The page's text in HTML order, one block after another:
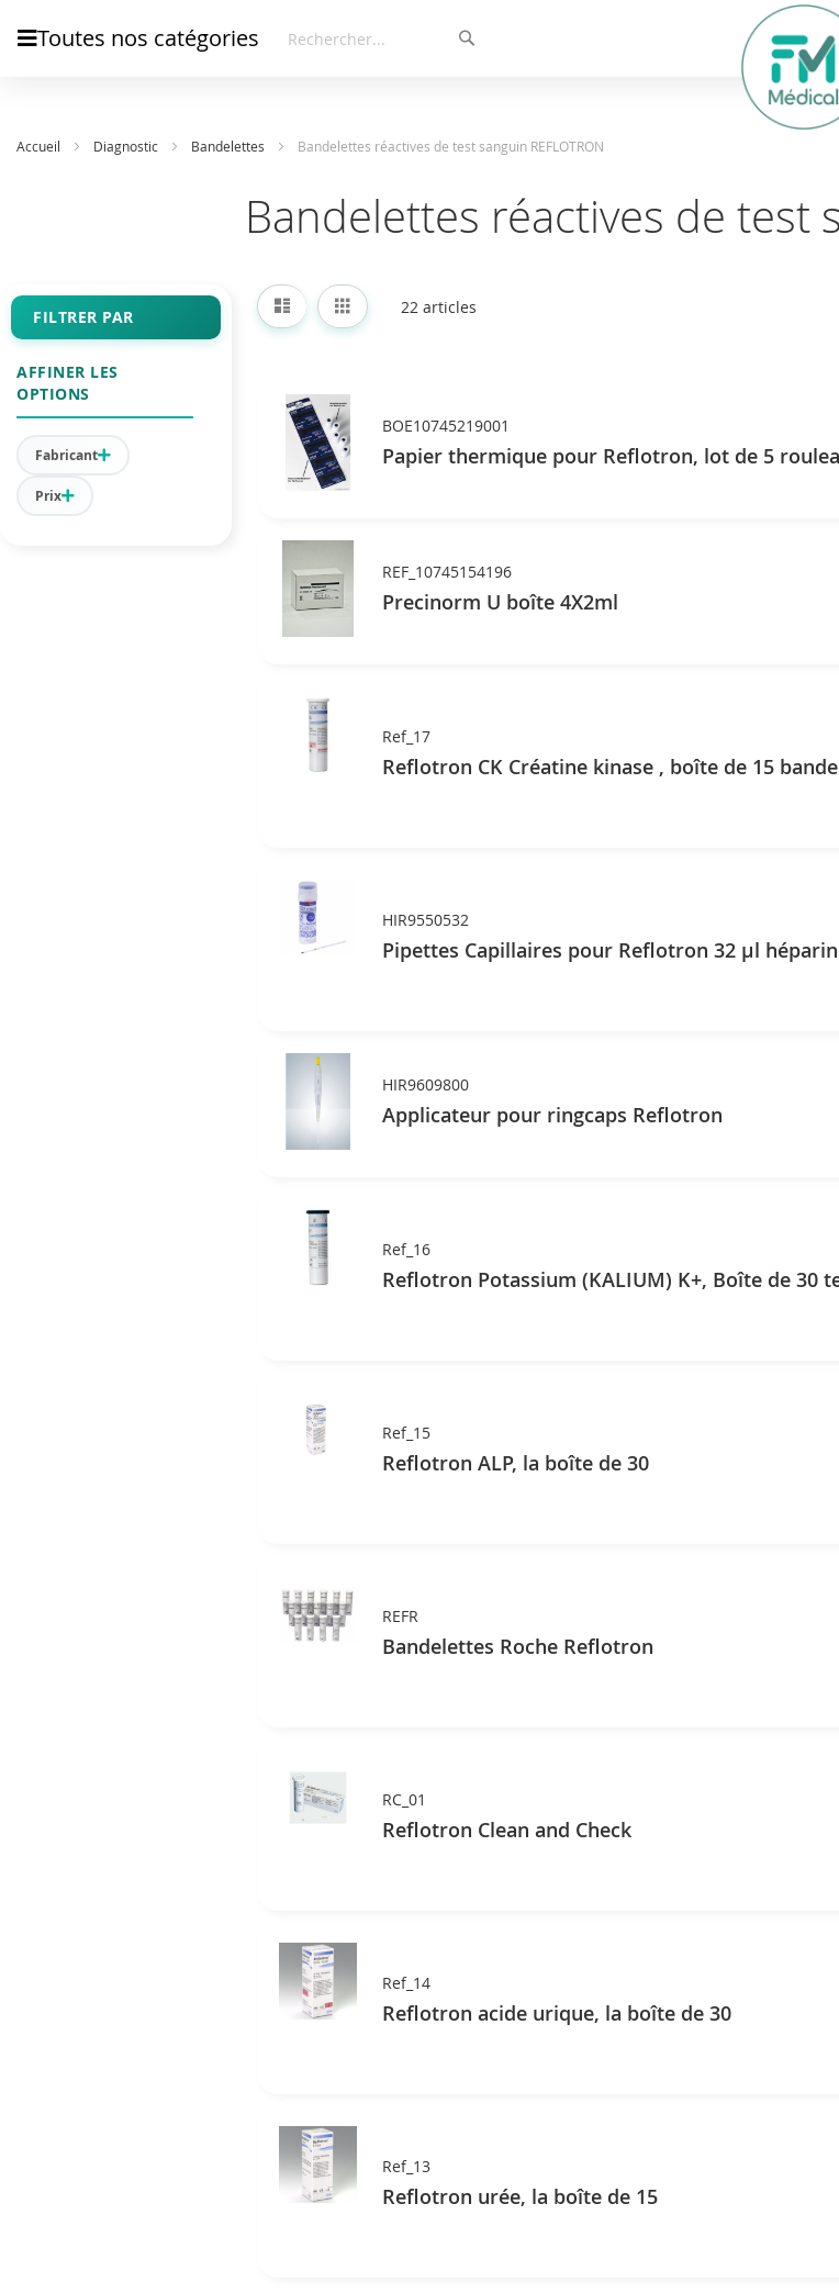
Toutes nos catégories
Accueil Diagnostic Bandelettes Bandelettes réactives de test sanguin REFLOTRON
Bandelettes réactives de test
Afficher
en
Liste Grille 22 articles
BOE10745219001
Papier thermique pour Reflotron, lot de 5
REF_10745154196
Precinorm U boîte 4X2ml
Ref_17
Reflotron CK Créatine kinase , boîte de 15
HIR9550532
Pipettes Capillaires pour Reflotron 32 µl
HIR9609800
Applicateur pour ringcaps Reflotron
Ref_16
Reflotron Potassium (KALIUM) K+,
Ref_15
Reflotron ALP, la boîte de 30
REFR
Bandelettes Roche Reflotron
RC_01
Reflotron Clean and Check
Ref_14
Reflotron acide urique, la boîte de 30
Ref_13
Reflotron urée, la boîte de 15
FILTRER PAR
AFFINER LES
OPTIONS
Fabricant
Prix